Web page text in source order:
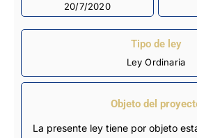
20/7/2020
Tipo de ley
Ley Ordinaria
Objeto del
La presente ley tiene por objeto